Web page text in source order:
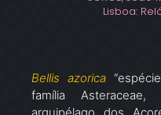
Lisboa:
Bellis azorica
família
arquipélago dos